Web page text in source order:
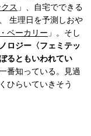
ス 」、自宅でできる
、 生理日を予測しおや
ベーカリー 」。そし
ロジー〈フェミテッ
るともいわれてい
番知っている。見過
ひらいていきそう